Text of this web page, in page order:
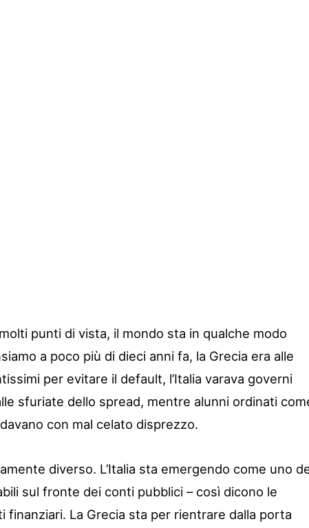
punti di vista, il mondo sta in qualche modo
a poco più di dieci anni fa, la Grecia era alle
per evitare il default, l’Italia varava governi
sfuriate dello spread, mentre alunni ordinati
con mal celato disprezzo.
diverso. L’Italia sta emergendo come uno
sul fronte dei conti pubblici – così dicono le
finanziari. La Grecia sta per rientrare dalla porta